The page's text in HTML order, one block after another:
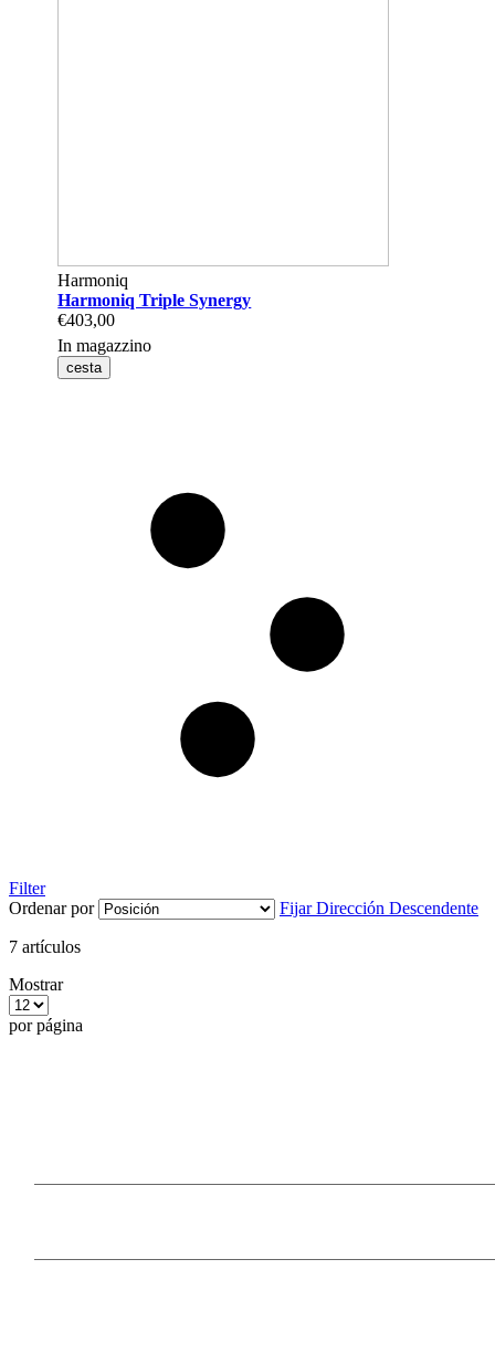
Harmoniq
Harmoniq Triple Synergy
€403,00
In magazzino
cesta
Filter
Ordenar por
Fijar Dirección Descendente
7 artículos
Mostrar
por página